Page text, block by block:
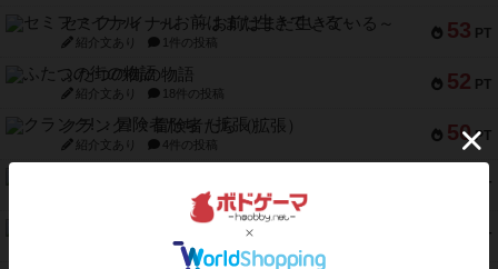
53 PT
セミファイナル ～お前はまだ生きている～
紹介文あり 1件の投稿
52 PT
ふたつの街の物語
紹介文あり 18件の投稿
50 PT
クランク! ：冒険者たち（拡張）
紹介文あり 4件の投稿
PT
1件の投稿
PT
スターマイン・ラミー ポケット
2件の投稿